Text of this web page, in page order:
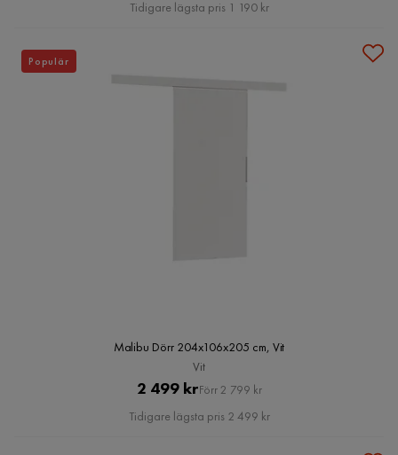
Tidigare lägsta pris 1 190 kr
Malibu Dörr 204x106x205 cm, Vit
Vit
Pris
2 499 krOriginal
Pris
Förr 2 799 kr
Tidigare lägsta pris 2 499 kr
Populär